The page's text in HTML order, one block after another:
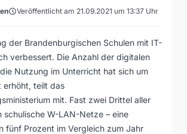
scheduleVeröffentlicht am 21.09.2021 um 13:37 Uhr
der Brandenburgischen Schulen mit IT-
verbessert. Die Anzahl der digitalen
Nutzung im Unterricht hat sich um
erhöht, teilt das
mit. Fast zwei Drittel aller
schulische W-LAN-Netze – eine
fünf Prozent im Vergleich zum Jahr